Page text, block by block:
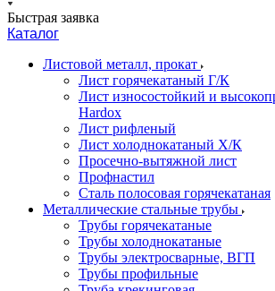
Быстрая заявка
Каталог
Листовой металл, прокат
Лист горячекатаный Г/К
Лист износостойкий и
Hardox
Лист рифленый
Лист холоднокатаный Х/К
Просечно-вытяжной лист
Профнастил
Сталь полосовая горячекатаная
Металлические стальные трубы
Трубы горячекатаные
Трубы холоднокатаные
Трубы электросварные, ВГП
Трубы профильные